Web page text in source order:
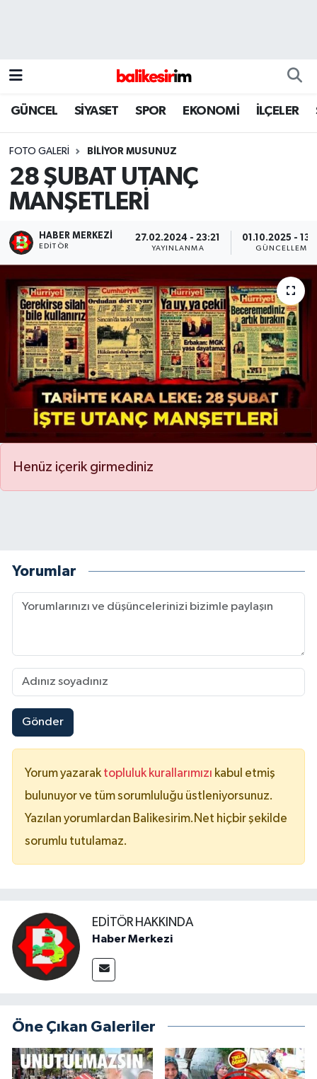
GÜNCEL SİYASET SPOR EKONOMİ İLÇELER
FOTO GALERI BİLİYOR MUSUNUZ
28 ŞUBAT UTANÇ
MANŞETLERİ
HABER MERKEZI
EDITÖR
27.02.2024 - 23:21
YAYINLANMA
01.10.2025 -
GÜNCELLEME
Henüz içerik girmediniz
Yorumlar
Gönder
Yorum yazarak topluluk kurallarımızı kabul etmiş
bulunuyor ve tüm sorumluluğu üstleniyorsunuz.
Yazılan yorumlardan Balikesirim.Net hiçbir şekilde
sorumlu tutulamaz.
EDITÖR HAKKINDA
Haber Merkezi
Öne Çıkan Galeriler